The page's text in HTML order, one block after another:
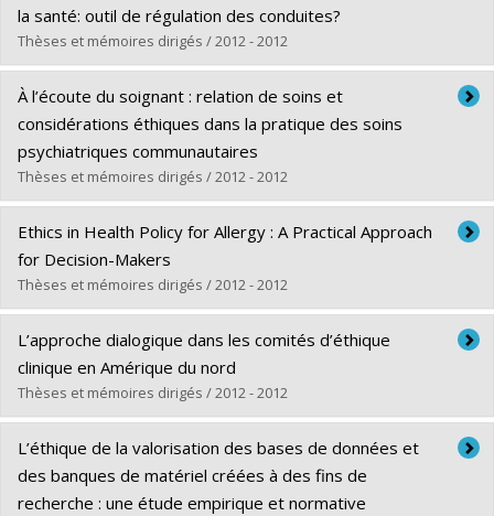
Cycle :Doctorat
Diplôme obtenu :Ph. D.
Lien vers le document dans Papyrus
la santé: outil de régulation des conduites?
Thèses et mémoires dirigés / 2012 - 2012
Diplômé(e) : Poirier, Yves
Cycle :Maîtrise
Diplôme obtenu :M.A.
Lien vers le document dans Papyrus
À l’écoute du soignant : relation de soins et
considérations éthiques dans la pratique des soins
psychiatriques communautaires
Thèses et mémoires dirigés / 2012 - 2012
Diplômé(e) :Cauchon, Marc
Cycle :Maîtrise
Diplôme obtenu :M.A.
Lien vers le document dans Papyrus
Ethics in Health Policy for Allergy : A Practical Approach
for Decision-Makers
Thèses et mémoires dirigés / 2012 - 2012
Diplômé(e) :Behrmann, Jason
Cycle :Doctorat
Diplôme obtenu :Ph. D.
Lien vers le document dans Papyrus
L’approche dialogique dans les comités d’éthique
clinique en Amérique du nord
Thèses et mémoires dirigés / 2012 - 2012
Diplômé(e) :Blais, Julie
Cycle :Maîtrise
Diplôme obtenu :M.A.
L’éthique de la valorisation des bases de données et
des banques de matériel créées à des fins de
recherche : une étude empirique et normative